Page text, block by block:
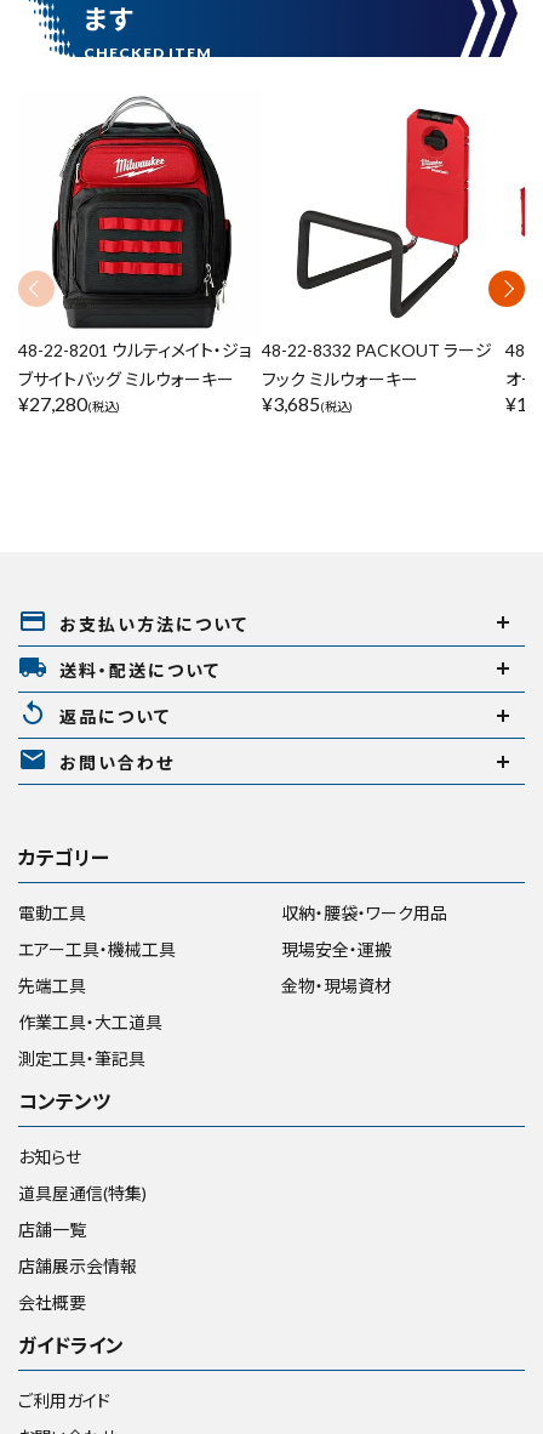
ます
48-22-8201 ウルティメイト・ジョ
ブサイトバッグ ミルウォーキー
¥27,280(税込)
48-22-8332 PACKOUT ラージ
フック ミルウォーキー
¥3,685(税込)
48-
オー
¥
payment お支払い方法について
local_shipping 送料・配送について
replay 返品について
mail お問い合わせ
カテゴリー
電動工具
エアー工具・機械工具
先端工具
作業工具・大工道具
測定工具・筆記具
収納・腰袋・ワーク用品
現場安全・運搬
金物・現場資材
コンテンツ
お知らせ
道具屋通信(特集)
店舗一覧
店舗展示会情報
会社概要
ガイドライン
ご利用ガイド